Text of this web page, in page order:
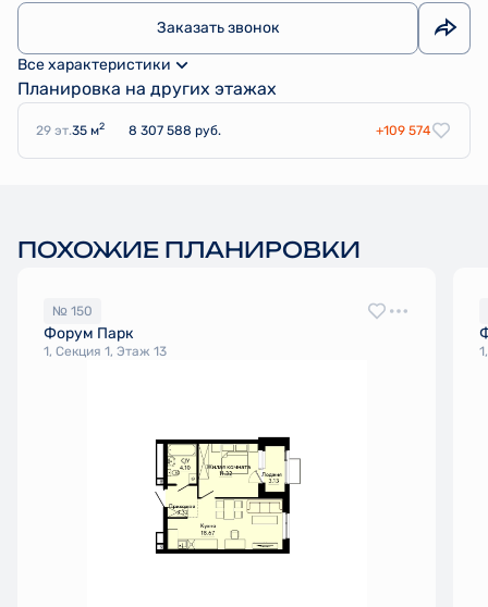
Заказать звонок
Все характеристики
Планировка на других этажах
29 эт.35 м2 8 307 588 руб. +109 574
ПОХОЖИЕ ПЛАНИРОВКИ
№ 150
Форум Парк
1, Секция 1, Этаж 13